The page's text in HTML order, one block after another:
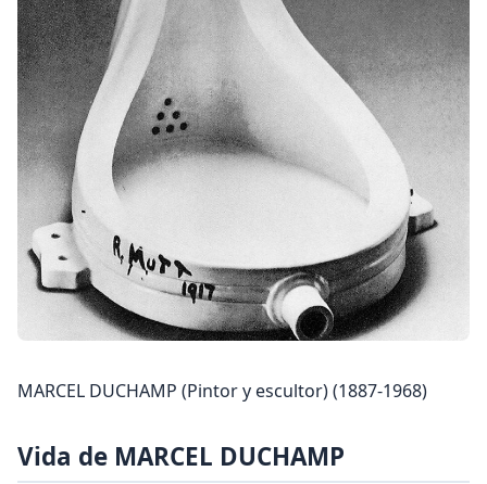
MARCEL DUCHAMP (Pintor y escultor) (1887-1968)
Vida de MARCEL DUCHAMP